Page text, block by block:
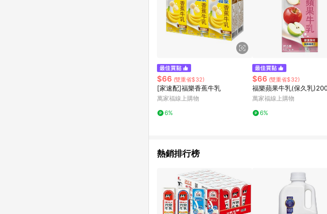
$66 (雙重省$32)
[家速配]福樂香蕉牛乳
萬家福線上購物
6%
$66 (雙重省$32)
福樂蘋果牛乳(保久乳
萬家福線上購物
6%
熱銷排行榜